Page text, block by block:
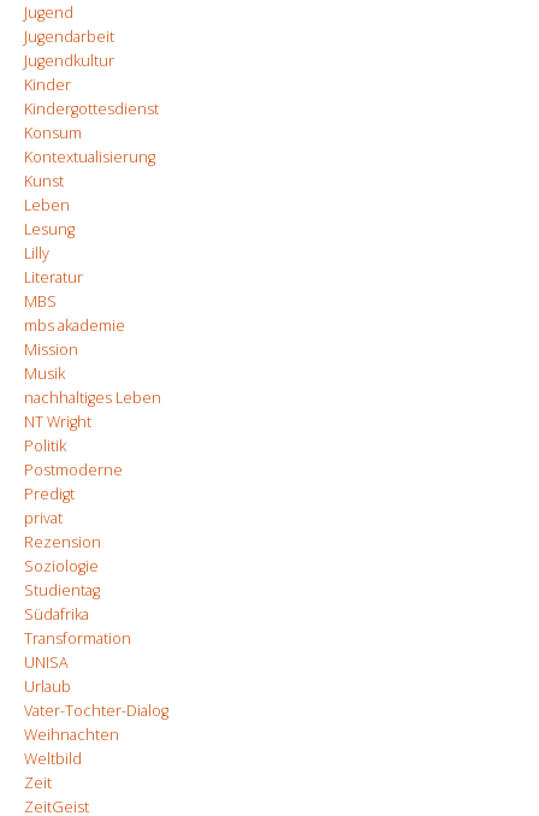
Jugend
Jugendarbeit
Jugendkultur
Kinder
Kindergottesdienst
Konsum
Kontextualisierung
Kunst
Leben
Lesung
Lilly
Literatur
MBS
mbs akademie
Mission
Musik
nachhaltiges Leben
NT Wright
Politik
Postmoderne
Predigt
privat
Rezension
Soziologie
Studientag
Südafrika
Transformation
UNISA
Urlaub
Vater-Tochter-Dialog
Weihnachten
Weltbild
Zeit
ZeitGeist